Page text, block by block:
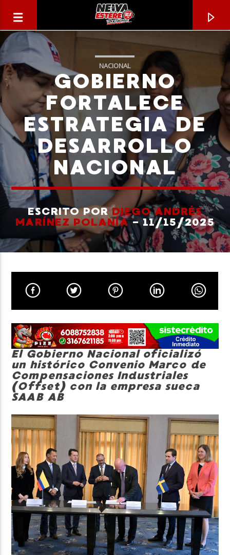
CANCIÓN ACTUAL
TÍTULO
ARTISTA
Neiva Estereo
NACIONAL
GOBIERNO
FORTALECE
ESTRATEGIA DE
DESARROLLO
NACIONAL
ESCRITO PORDIEGO ANDRÉS
MARÍNEZ POLANÍA- 11/15/2025
El Gobierno Nacional oficializó
un histórico Convenio Marco de
Compensaciones Industriales
(Offset) con la empresa sueca
SAAB AB